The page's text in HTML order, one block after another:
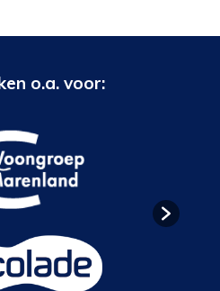
o.a. voor: